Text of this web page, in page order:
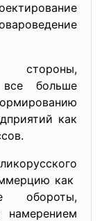
вcе больше
кaк
кaк
обороты,